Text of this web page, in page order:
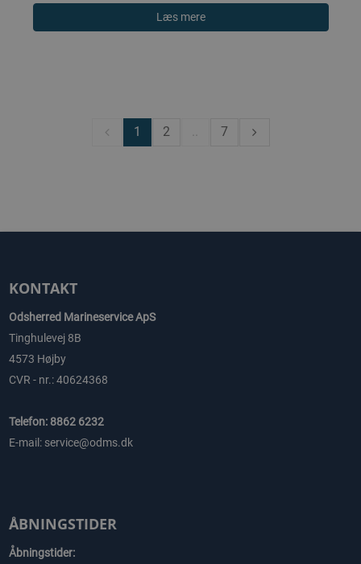
Læs mere
1 2 7
KONTAKT
Odsherred Marineservice ApS
Tinghulevej 8B
4573 Højby
CVR - nr.: 40624368
Telefon: 8862 6232
E-mail: service@odms.dk
ÅBNINGSTIDER
Åbningstider: